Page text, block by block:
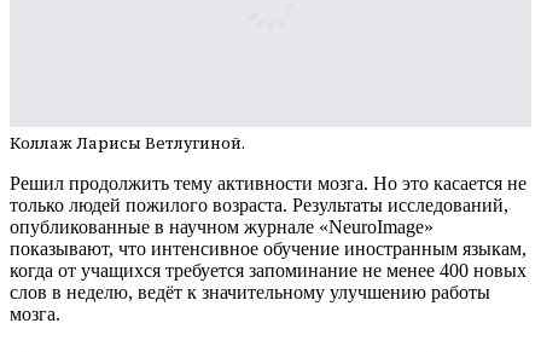
Коллаж Ларисы Ветлугиной.
Решил продолжить тему активности мозга. Но это касается не
только людей пожилого возраста. Результаты исследований,
опубликованные в научном журнале «NeuroImage»
показывают, что интенсивное обучение иностранным языкам,
когда от учащихся требуется запоминание не менее 400 новых
слов в неделю, ведёт к значительному улучшению работы
мозга.